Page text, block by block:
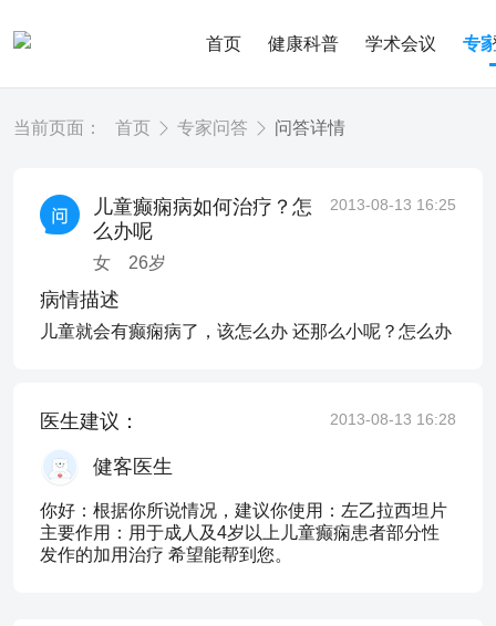
首页 健康科普 学术会议 专
当前页面： 首页 专家问答 问答详情
儿童癫痫病如何治疗？怎
么办呢
女 26岁
2013-08-13 16:25
病情描述
儿童就会有癫痫病了，该怎么办 还那么小呢？怎么办
医生建议： 2013-08-13 16:28
健客医生
你好：根据你所说情况，建议你使用：左乙拉西坦片
主要作用：用于成人及4岁以上儿童癫痫患者部分性
发作的加用治疗 希望能帮到您。